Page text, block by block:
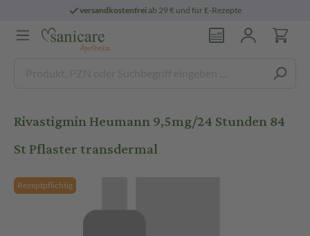
versandkostenfreiab 29 € und für E-Rezepte
Rivastigmin Heumann 9,5mg/24 Stunden 84
St Pflaster transdermal
Rezeptpflichtig